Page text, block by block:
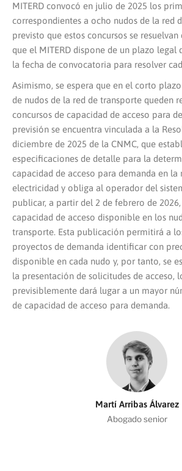
MITERD convocó en julio de 2025 los
correspondientes a ocho nudos de la red
previsto que estos concursos se
que el MITERD dispone de un plazo legal
la fecha de convocatoria para resolver
Asimismo, se espera que en el corto
de nudos de la red de transporte queden
concursos de capacidad de acceso para
previsión se encuentra vinculada a la
diciembre de 2025 de la CNMC, que
especificaciones de detalle para la
capacidad de acceso para demanda en
electricidad y obliga al operador del
publicar, a partir del 2 de febrero de
capacidad de acceso disponible en los
transporte. Esta publicación permitirá a
proyectos de demanda identificar con
disponible en cada nudo y, por tanto, se
la presentación de solicitudes de acceso,
previsiblemente dará lugar a un mayor
de capacidad de acceso para demanda.
Martí Arribas Álvarez
Abogado senior